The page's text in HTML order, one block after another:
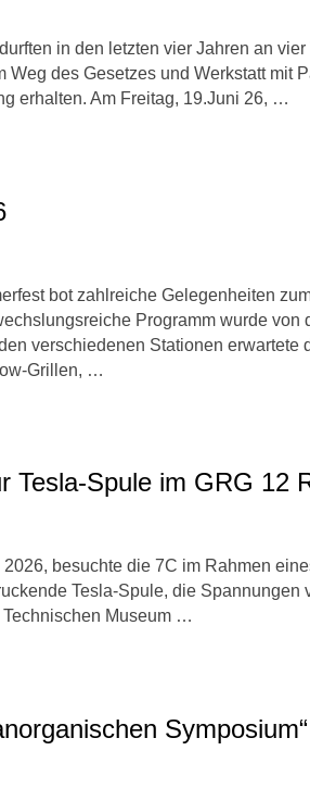
in den letzten vier Jahren an
Weg des Gesetzes und Werkstatt mit
erhalten. Am Freitag, 19.Juni 26, …
bot zahlreiche Gelegenheiten
Programm wurde von
verschiedenen Stationen
Grillen, …
Tesla-Spule im GRG 12
besuchte die 7C im Rahmen
Tesla-Spule, die
Museum …